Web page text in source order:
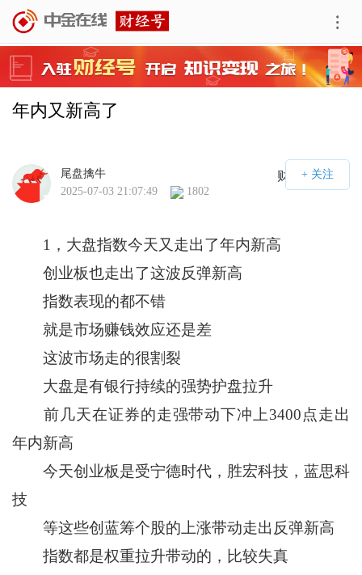
年内又新高了
财经号APP
尾盘擒牛
2025-07-03 21:07:49
1802
1，大盘指数今天又走出了年内新高
创业板也走出了这波反弹新高
指数表现的都不错
就是市场赚钱效应还是差
这波市场走的很割裂
大盘是有银行持续的强势护盘拉升
前几天在证券的走强带动下冲上3400点走出
年内新高
今天创业板是受宁德时代，胜宏科技，蓝思科
技
等这些创蓝筹个股的上涨带动走出反弹新高
指数都是权重拉升带动的，比较失真